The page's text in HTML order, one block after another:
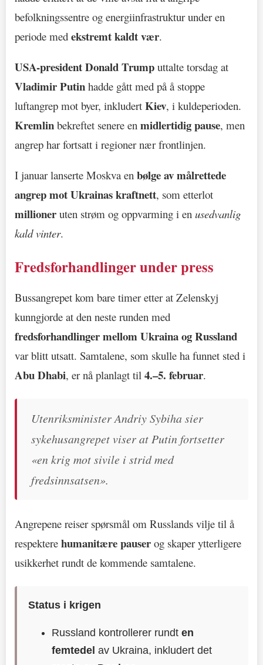
befolkningssentre og energiinfrastruktur under en
periode med ekstremt kaldt vær.
USA-president Donald Trump uttalte torsdag at
Vladimir Putin hadde gått med på å stoppe
luftangrep mot byer, inkludert Kiev, i kuldeperioden.
Kremlin bekreftet senere en midlertidig pause, men
angrep har fortsatt i regioner nær frontlinjen.
I januar lanserte Moskva en bølge av målrettede
angrep mot Ukrainas kraftnett, som etterlot
millioner uten strøm og oppvarming i en usedvanlig
kald vinter.
Fredsforhandlinger under press
Bussangrepet kom bare timer etter at Zelenskyj
kunngjorde at den neste runden med
fredsforhandlinger mellom Ukraina og Russland
var blitt utsatt. Samtalene, som skulle ha funnet sted i
Abu Dhabi, er nå planlagt til 4.–5. februar.
Utenriksminister Andriy Sybiha sier
sykehusangrepet viser at Putin fortsetter
«en krig mot sivile i strid med
fredsinnsatsen».
Angrepene reiser spørsmål om Russlands vilje til å
respektere humanitære pauser og skaper ytterligere
usikkerhet rundt de kommende samtalene.
Status i krigen
Russland kontrollerer rundten
femtedel av Ukraina, inkludert det